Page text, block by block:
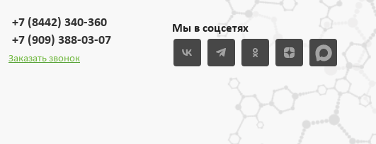
+7 (8442) 340-360
+7 (909) 388-03-07
Заказать звонок
Мы в соцсетях